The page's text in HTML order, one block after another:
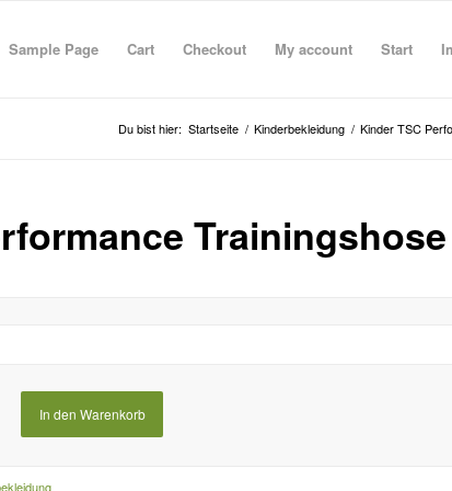
Sample Page Cart Checkout My account Start
Du bist hier: Startseite / Kinderbekleidung / Kinder TSC
Trainingshose
In den Warenkorb